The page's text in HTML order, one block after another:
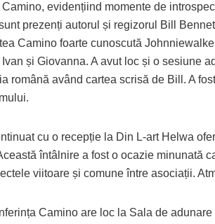
evidențiind momente de
prezenți autorul și regizorul Bill
Camino foarte cunoscută
și Giovanna. A avut loc și o sesiune
română având cartea scrisă de Bill. A
cu o recepție la Din L-art Helwa
întâlnire a fost o ocazie minunată
viitoare și comune între asociații.
Camino are loc la Sala de